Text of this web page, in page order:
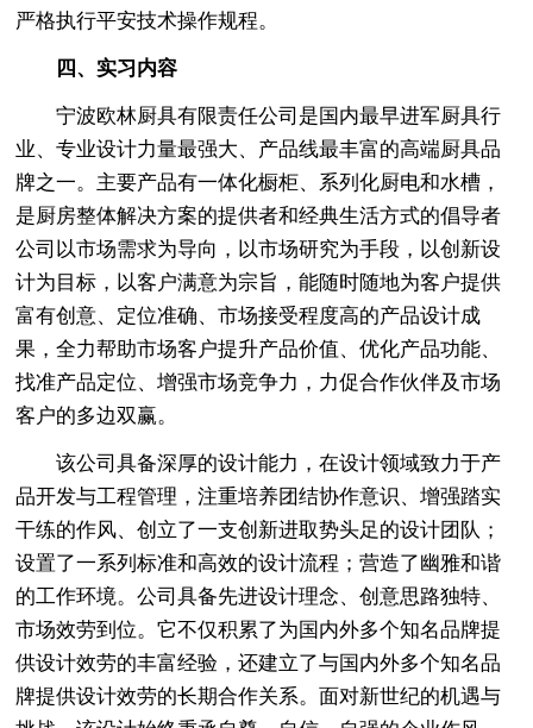
严格执行平安技术操作规程。
四、实习内容
宁波欧林厨具有限责任公司是国内最早进军厨具行
业、专业设计力量最强大、产品线最丰富的高端厨具品
牌之一。主要产品有一体化橱柜、系列化厨电和水槽，
是厨房整体解决方案的提供者和经典生活方式的倡导者
公司以市场需求为导向，以市场研究为手段，以创新设
计为目标，以客户满意为宗旨，能随时随地为客户提供
富有创意、定位准确、市场接受程度高的产品设计成
果，全力帮助市场客户提升产品价值、优化产品功能、
找准产品定位、增强市场竞争力，力促合作伙伴及市场
客户的多边双赢。
该公司具备深厚的设计能力，在设计领域致力于产
品开发与工程管理，注重培养团结协作意识、增强踏实
干练的作风、创立了一支创新进取势头足的设计团队；
设置了一系列标准和高效的设计流程；营造了幽雅和谐
的工作环境。公司具备先进设计理念、创意思路独特、
市场效劳到位。它不仅积累了为国内外多个知名品牌提
供设计效劳的丰富经验，还建立了与国内外多个知名品
牌提供设计效劳的长期合作关系。面对新世纪的机遇与